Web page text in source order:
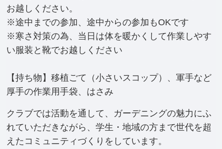
お越しください。
※途中までの参加、途中からの参加もOKです
※寒さ対策の為、当日は体を暖かくして作業しやす
い服装と靴でお越しください
【持ち物】移植ごて（小さいスコップ）、軍手など
厚手の作業用手袋、はさみ
クラブでは活動を通して、ガーデニングの魅力にふ
れていただきながら、学生・地域の方まで世代を超
えたコミュニティづくりをしています。